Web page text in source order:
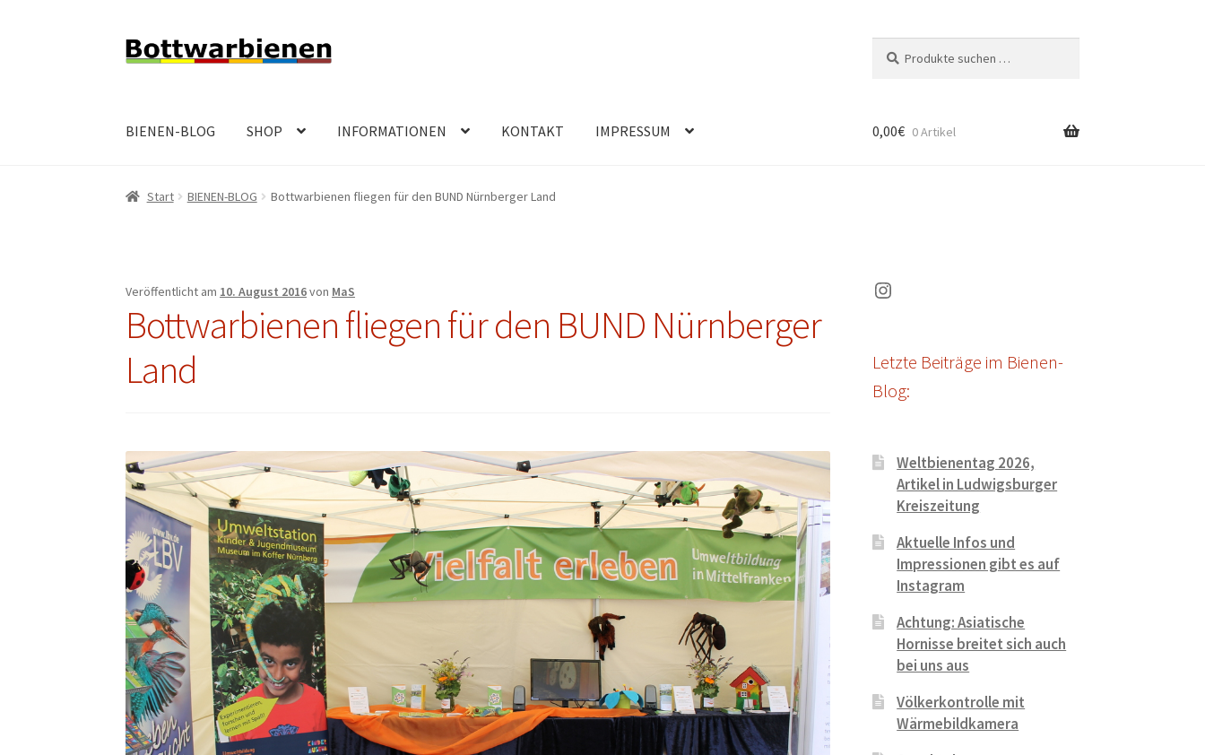
Zur
Navigation
Zum
Inhalt
nach:
BIENEN-BLOG SHOP INFORMATIONEN KONTAKT IMPRESSUM 0,00€ 0 Artikel
Start BIENEN-BLOG Bottwarbienen fliegen für den BUND Nürnberger Land
Veröffentlicht am 10. August 2016von MaS
Bottwarbienen fliegen für den BUND Nürnberger
Land
Instagram
Letzte Beiträge im Bienen-
Blog:
Weltbienentag 2026,
Artikel in Ludwigsburger
Kreiszeitung
Aktuelle Infos und
Impressionen gibt es auf
Instagram
Achtung: Asiatische
Hornisse breitet sich auch
bei uns aus
Völkerkontrolle mit
Wärmebildkamera